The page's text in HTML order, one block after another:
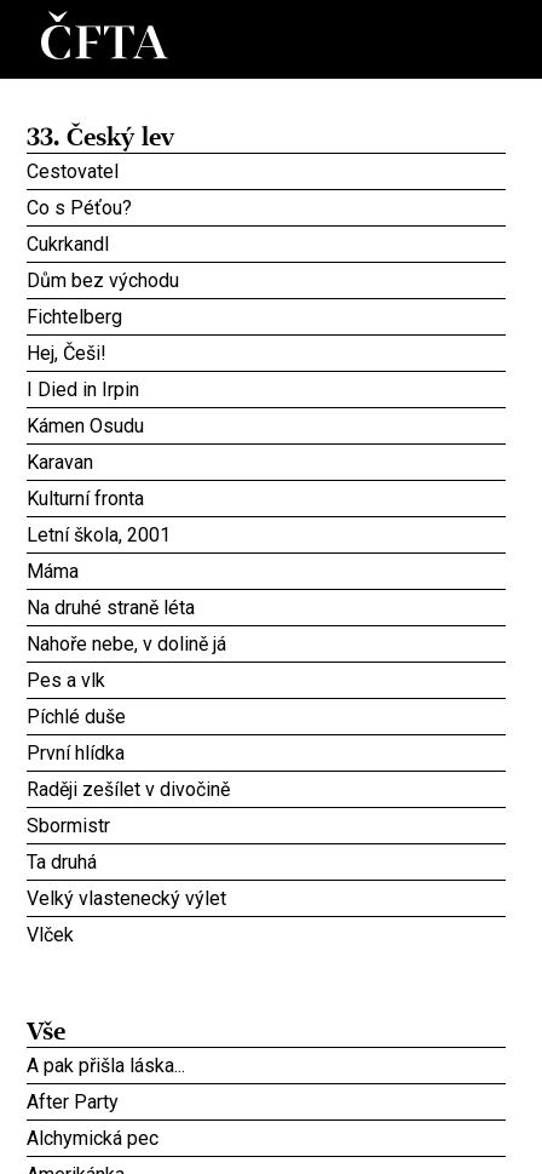
33. Český lev
Cestovatel
Co s Péťou?
Cukrkandl
Dům bez východu
Fichtelberg
Hej, Češi!
I Died in Irpin
Kámen Osudu
Karavan
Kulturní fronta
Letní škola, 2001
Máma
Na druhé straně léta
Nahoře nebe, v dolině já
Pes a vlk
Píchlé duše
První hlídka
Raději zešílet v divočině
Sbormistr
Ta druhá
Velký vlastenecký výlet
Vlček
Vše
A pak přišla láska...
After Party
Alchymická pec